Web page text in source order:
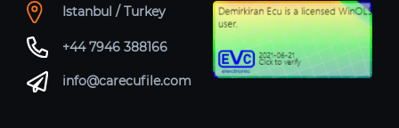
Istanbul / Turkey
+44 7946 388166
info@carecufile.com